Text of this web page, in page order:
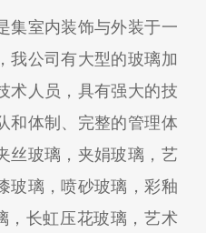
集室内装饰与外装于一
我公司有大型的玻璃加
术人员，具有强大的技
和体制、完整的管理体
丝玻璃，夹娟玻璃，艺
玻璃，喷砂玻璃，彩釉
，长虹压花玻璃，艺术